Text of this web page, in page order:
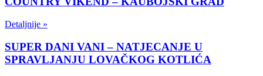
Detaljnije »
SUPER DANI VANI – NATJECANJE U
SPRAVLJANJU LOVAČKOG KOTLIĆA